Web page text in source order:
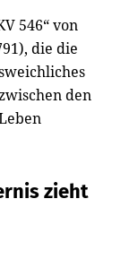
546“ von
die die
den
zieht